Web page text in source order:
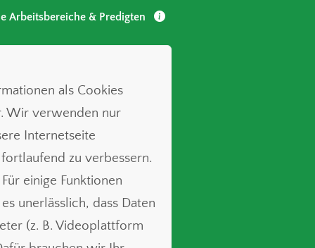
Arbeitsbereiche & Predigten
als Cookies
Wir verwenden nur
Internetseite
zu verbessern.
einige Funktionen
unerlässlich, dass Daten
(z. B. Videoplattform